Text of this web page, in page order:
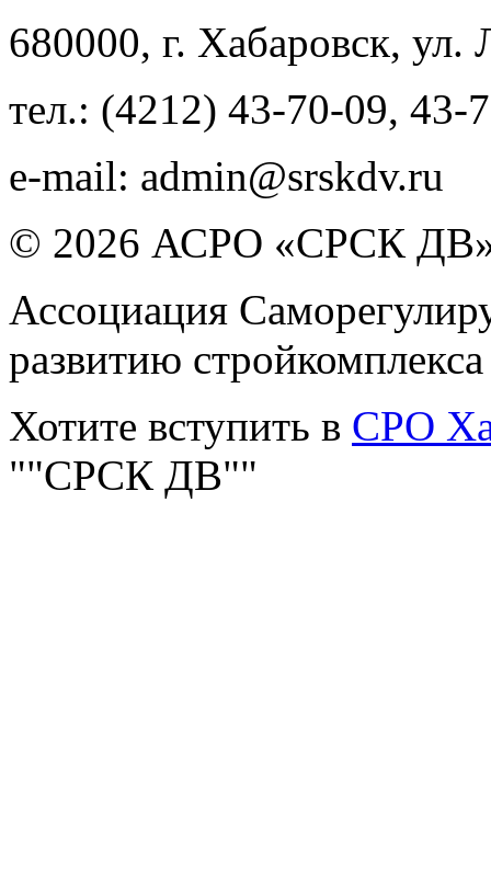
680000, г. Хабаровск, ул.
тел.: (4212) 43-70-09, 43-
e-mail: admin@srskdv.ru
© 2026 АСРО «СРСК
Ассоциация
развитию
Хотите вступить в СРО
""СРСК ДВ""